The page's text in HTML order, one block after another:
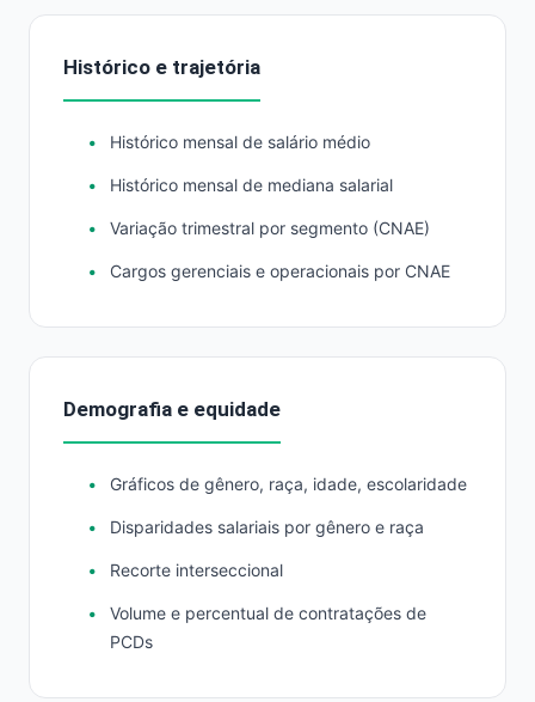
Histórico e trajetória
Histórico mensal de salário médio
Histórico mensal de mediana salarial
Variação trimestral por segmento (CNAE)
Cargos gerenciais e operacionais por CNAE
Demografia e equidade
Gráficos de gênero, raça, idade, escolaridade
Disparidades salariais por gênero e raça
Recorte interseccional
Volume e percentual de contratações de
PCDs